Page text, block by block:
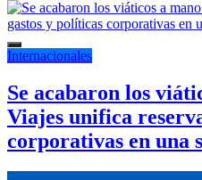
Internacionales
Se acabaron los
Viajes unifica
corporativas en una